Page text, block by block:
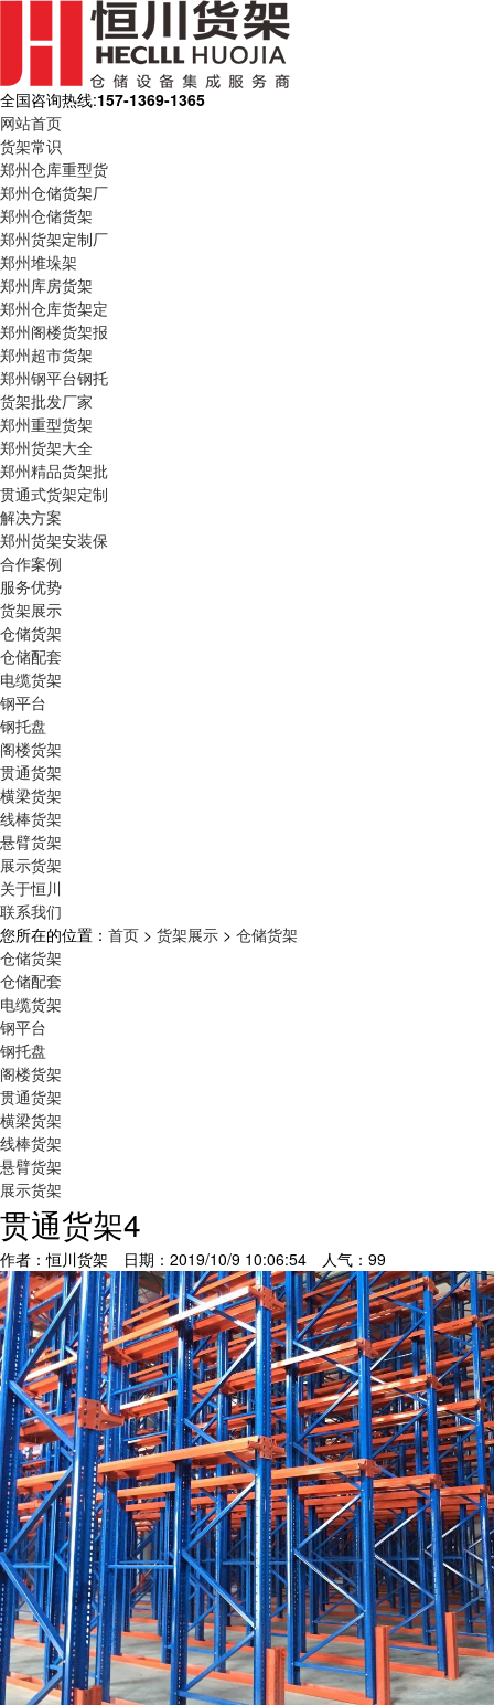
全国咨询热线:157-1369-1365
网站首页
货架常识
郑州仓库重型货
郑州仓储货架厂
郑州仓储货架
郑州货架定制厂
郑州堆垛架
郑州库房货架
郑州仓库货架定
郑州阁楼货架报
郑州超市货架
郑州钢平台钢托
货架批发厂家
郑州重型货架
郑州货架大全
郑州精品货架批
贯通式货架定制
解决方案
郑州货架安装保
合作案例
服务优势
货架展示
仓储货架
仓储配套
电缆货架
钢平台
钢托盘
阁楼货架
贯通货架
横梁货架
线棒货架
悬臂货架
展示货架
关于恒川
联系我们
您所在的位置： 首页 > 货架展示 > 仓储货架
仓储货架
仓储配套
电缆货架
钢平台
钢托盘
阁楼货架
贯通货架
横梁货架
线棒货架
悬臂货架
展示货架
贯通货架4
作者：恒川货架 日期：2019/10/9 10:06:54 人气： 99